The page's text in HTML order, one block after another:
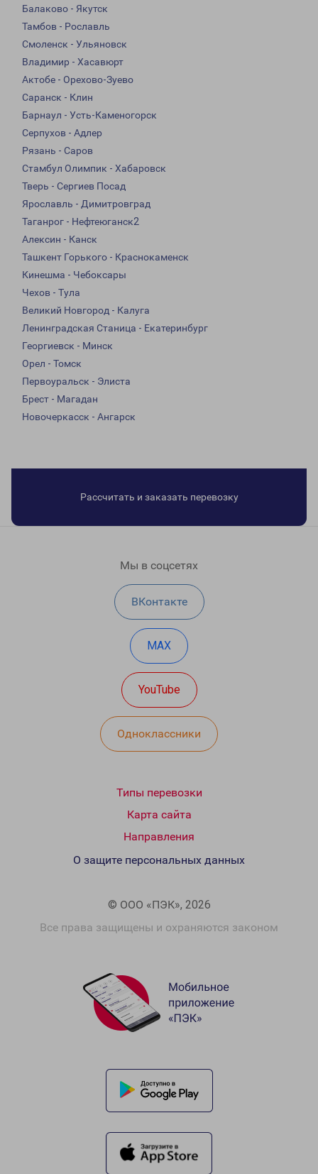
Балаково - Якутск
Тамбов - Рославль
Смоленск - Ульяновск
Владимир - Хасавюрт
Актобе - Орехово-Зуево
Саранск - Клин
Барнаул - Усть-Каменогорск
Серпухов - Адлер
Рязань - Саров
Стамбул Олимпик - Хабаровск
Тверь - Сергиев Посад
Ярославль - Димитровград
Таганрог - Нефтеюганск2
Алексин - Канск
Ташкент Горького - Краснокаменск
Кинешма - Чебоксары
Чехов - Тула
Великий Новгород - Калуга
Ленинградская Станица - Екатеринбург
Георгиевск - Минск
Орел - Томск
Первоуральск - Элиста
Брест - Магадан
Новочеркасск - Ангарск
Рассчитать и заказать перевозку
Мы в соцсетях
ВКонтакте
MAX
YouTube
Одноклассники
Типы перевозки
Карта сайта
Направления
© ООО «ПЭК», 2026
Все права защищены и охраняются законом
О защите персональных данных